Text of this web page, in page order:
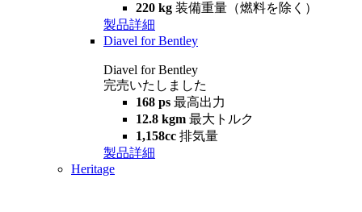
220 kg 装備重量（燃料を除く）
製品詳細
Diavel for Bentley
Diavel for Bentley
完売いたしました
168 ps 最高出力
12.8 kgm 最大トルク
1,158cc 排気量
製品詳細
Heritage